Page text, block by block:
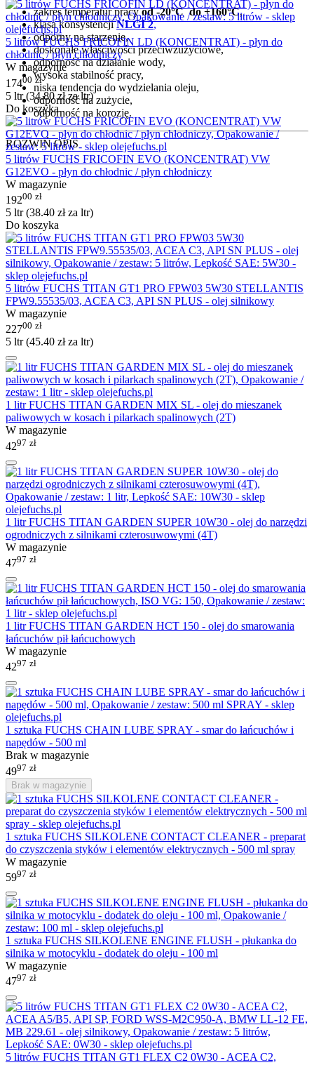
zakres temperatur pracyod -20°C do +160°C,
klasa konsystencjiNLGI 2,
odporny na starzenie,
doskonałe właściwości przeciwzużyciowe,
odporność na działanie wody,
wysoka stabilność pracy,
niska tendencja do wydzielania oleju,
odporność na zużycie,
odporność na korozję.
ROZWIŃ OPIS
5 litrów FUCHS FRICOFIN LD (KONCENTRAT) - płyn do
chłodnic / płyn chłodniczy
W magazynie
17400 zł
5 ltr (34.80złza ltr)
Do koszyka
5 litrów FUCHS FRICOFIN EVO (KONCENTRAT) VW
G12EVO - płyn do chłodnic / płyn chłodniczy
W magazynie
19200 zł
5 ltr (38.40 złza ltr)
Do koszyka
5 litrów FUCHS TITAN GT1 PRO FPW03 5W30 STELLANTIS
FPW9.55535/03, ACEA C3, API SN PLUS - olej silnikowy
W magazynie
22700 zł
5 ltr (45.40 złza ltr)
1 litr FUCHS TITAN GARDEN MIX SL - olej do mieszanek
paliwowych w kosach i pilarkach spalinowych (2T)
W magazynie
4297 zł
1 litr FUCHS TITAN GARDEN SUPER 10W30 - olej do narzędzi
ogrodniczych z silnikami czterosuwowymi (4T)
W magazynie
4797 zł
1 litr FUCHS TITAN GARDEN HCT 150 - olej do smarowania
łańcuchów pił łańcuchowych
W magazynie
4297 zł
1 sztuka FUCHS CHAIN LUBE SPRAY - smar do łańcuchów i
napędów - 500 ml
Brak w magazynie
4997 zł
Brak w magazynie
1 sztuka FUCHS SILKOLENE CONTACT CLEANER - preparat
do czyszczenia styków i elementów elektrycznych - 500 ml spray
W magazynie
5997 zł
1 sztuka FUCHS SILKOLENE ENGINE FLUSH - płukanka do
silnika w motocyklu - dodatek do oleju - 100 ml
W magazynie
4797 zł
5 litrów FUCHS TITAN GT1 FLEX C2 0W30 - ACEA C2,